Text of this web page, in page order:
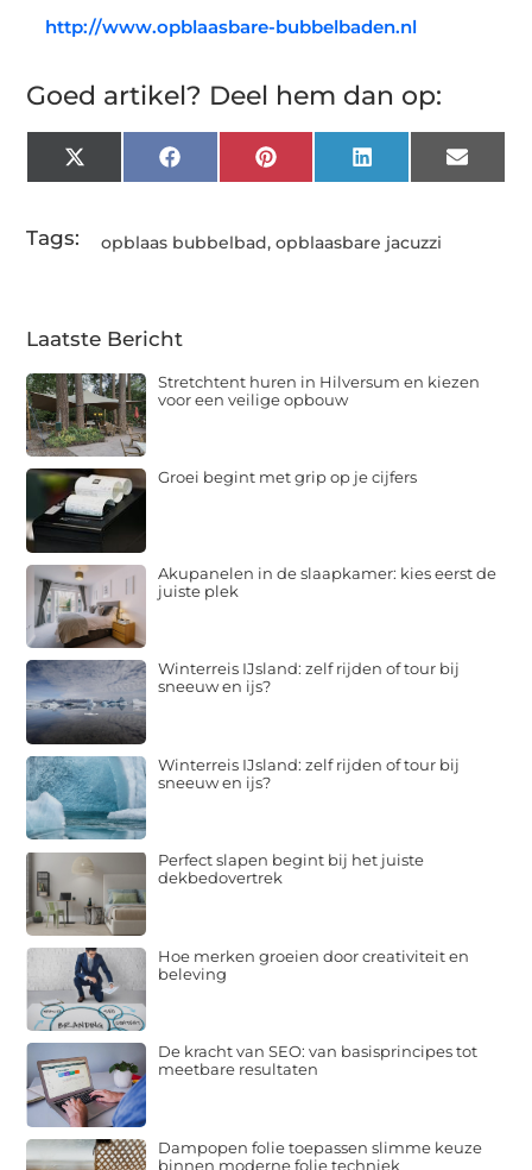
http://www.opblaasbare-bubbelbaden.nl
Goed artikel? Deel hem dan op:
X
(Twitter)
FacebookPinterestLinkedInEmail
Tags: opblaas bubbelbad,opblaasbare jacuzzi
Laatste Bericht
Stretchtent huren in Hilversum en kiezen
voor een veilige opbouw
Groei begint met grip op je cijfers
Akupanelen in de slaapkamer: kies eerst de
juiste plek
Winterreis IJsland: zelf rijden of tour bij
sneeuw en ijs?
Winterreis IJsland: zelf rijden of tour bij
sneeuw en ijs?
Perfect slapen begint bij het juiste
dekbedovertrek
Hoe merken groeien door creativiteit en
beleving
De kracht van SEO: van basisprincipes tot
meetbare resultaten
Dampopen folie toepassen slimme keuze
binnen moderne folie techniek